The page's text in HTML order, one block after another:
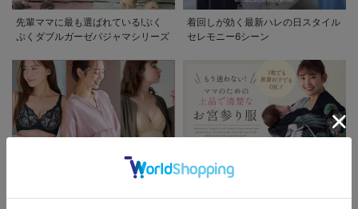
先輩ママに最も選ばれている!ぷく
ぷくダブルガーゼパジャマシリーズ
着回しが効く最新ハレの日スタイル
セレモニー6シーン
お気に入り商品を確認する